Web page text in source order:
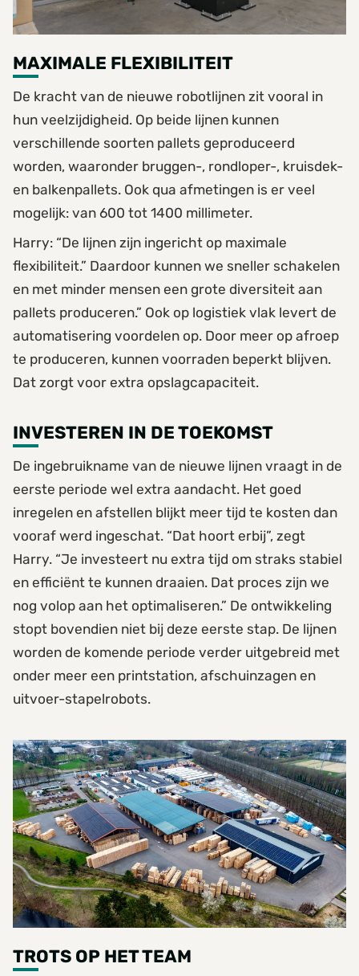
MAXIMALE FLEXIBILITEIT
De kracht van de nieuwe robotlijnen zit vooral in
hun veelzijdigheid. Op beide lijnen kunnen
verschillende soorten pallets geproduceerd
worden, waaronder bruggen-, rondloper-, kruisdek-
en balkenpallets. Ook qua afmetingen is er veel
mogelijk: van 600 tot 1400 millimeter.
Harry: “De lijnen zijn ingericht op maximale
flexibiliteit.” Daardoor kunnen we sneller schakelen
en met minder mensen een grote diversiteit aan
pallets produceren.” Ook op logistiek vlak levert de
automatisering voordelen op. Door meer op afroep
te produceren, kunnen voorraden beperkt blijven.
Dat zorgt voor extra opslagcapaciteit.
INVESTEREN IN DE TOEKOMST
De ingebruikname van de nieuwe lijnen vraagt in de
eerste periode wel extra aandacht. Het goed
inregelen en afstellen blijkt meer tijd te kosten dan
vooraf werd ingeschat. “Dat hoort erbij”, zegt
Harry. “Je investeert nu extra tijd om straks stabiel
en efficiënt te kunnen draaien. Dat proces zijn we
nog volop aan het optimaliseren.” De ontwikkeling
stopt bovendien niet bij deze eerste stap. De lijnen
worden de komende periode verder uitgebreid met
onder meer een printstation, afschuinzagen en
uitvoer-stapelrobots.
TROTS OP HET TEAM